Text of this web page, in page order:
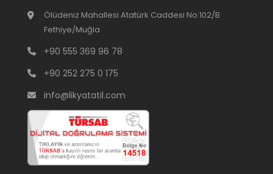
Ölüdeniz Mahallesi Atatürk Caddesi No:102/B
Fethiye/Muğla
+90 555 369 96 78
+90 252 275 0 175
info@likyatatil.com